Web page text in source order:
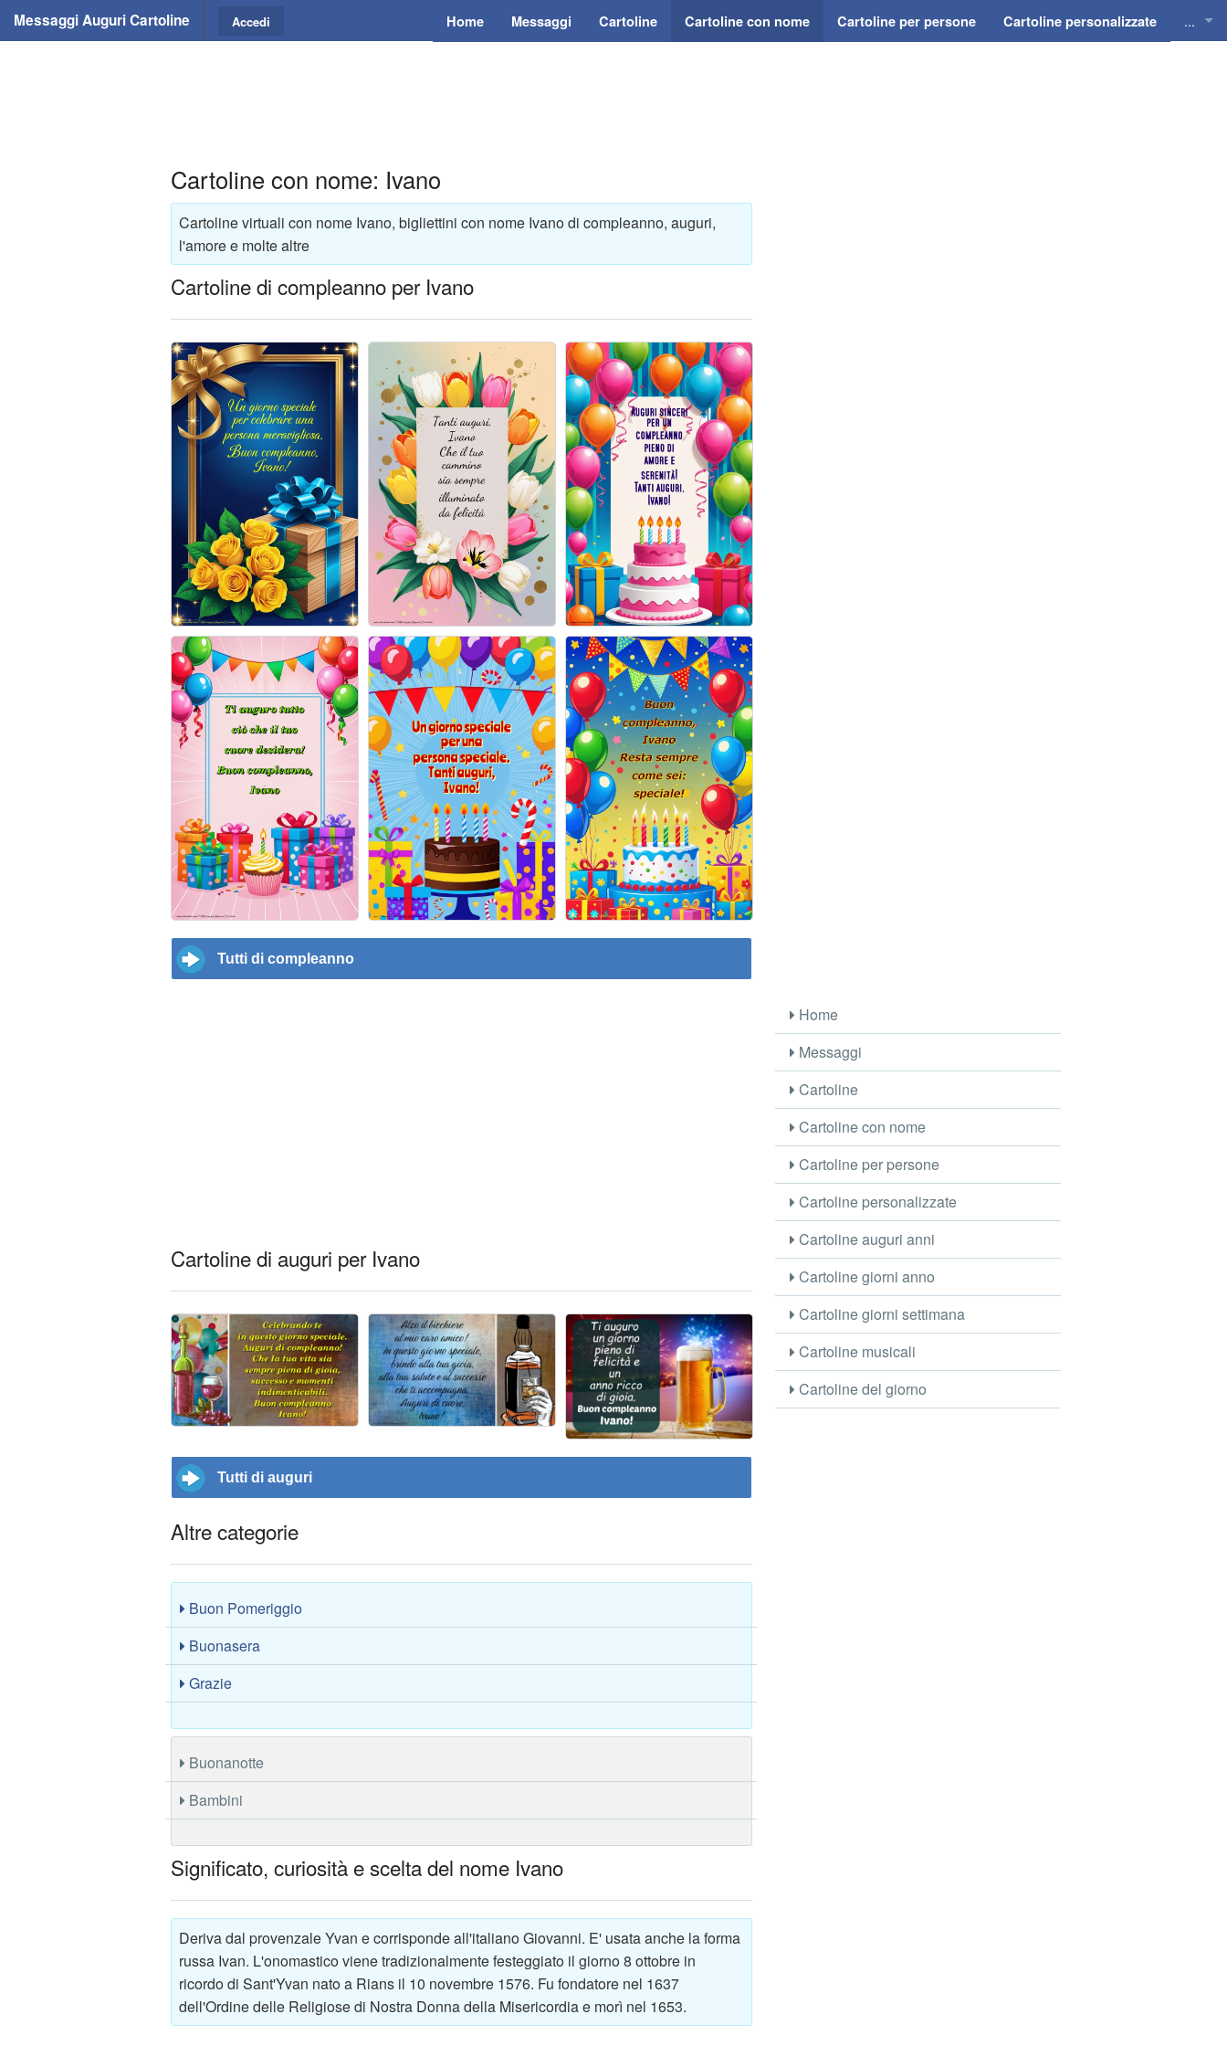
Messaggi Auguri Cartoline Home Messaggi Cartoline Cartoline con nome Cartoline per persone Cartoline personalizzate ...
Accedi
Cartoline con nome: Ivano
Cartoline virtuali con nome Ivano, bigliettini con nome Ivano di compleanno, auguri,
l'amore e molte altre
Cartoline di compleanno per Ivano
Tutti di compleanno
Cartoline di auguri per Ivano
Tutti di auguri
Altre categorie
Buon Pomeriggio
Buonasera
Grazie
Buonanotte
Bambini
Significato, curiosità e scelta del nome Ivano
Deriva dal provenzale Yvan e corrisponde all'italiano Giovanni. E' usata anche la forma
russa Ivan. L'onomastico viene tradizionalmente festeggiato il giorno 8 ottobre in
ricordo di Sant'Yvan nato a Rians il 10 novembre 1576. Fu fondatore nel 1637
dell'Ordine delle Religiose di Nostra Donna della Misericordia e morì nel 1653.
Home
Messaggi
Cartoline
Cartoline con nome
Cartoline per persone
Cartoline personalizzate
Cartoline auguri anni
Cartoline giorni anno
Cartoline giorni settimana
Cartoline musicali
Cartoline del giorno